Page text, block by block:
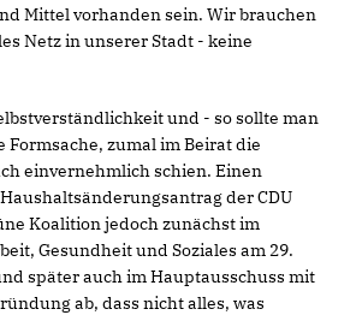
Mittel vorhanden sein. Wir brauchen
Netz in unserer Stadt - keine
und - so sollte man
Formsache, zumal im Beirat die
einvernehmlich schien. Einen
der CDU
Koalition jedoch zunächst im
Gesundheit und Soziales am 29.
später auch im Hauptausschuss mit
ab, dass nicht alles, was